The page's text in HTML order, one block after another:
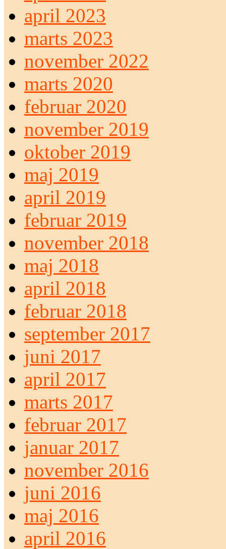
april 2023
marts 2023
november 2022
marts 2020
februar 2020
november 2019
oktober 2019
maj 2019
april 2019
februar 2019
november 2018
maj 2018
april 2018
februar 2018
september 2017
juni 2017
april 2017
marts 2017
februar 2017
januar 2017
november 2016
juni 2016
maj 2016
april 2016